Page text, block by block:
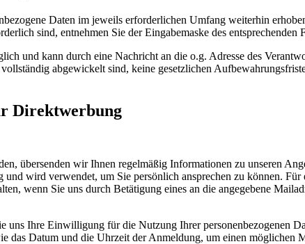
Daten im jeweils erforderlichen Umfang weiterhin
sind, entnehmen Sie der Eingabemaske des entsprechenden
und kann durch eine Nachricht an die o.g. Adresse des
abgewickelt sind, keine gesetzlichen
Direktwerbung
übersenden wir Ihnen regelmäßig Informationen zu unseren
wird verwendet, um Sie persönlich ansprechen zu können.
wenn Sie uns durch Betätigung eines an die angegebene
uns Ihre Einwilligung für die Nutzung Ihrer personenbezogenen
das Datum und die Uhrzeit der Anmeldung, um einen